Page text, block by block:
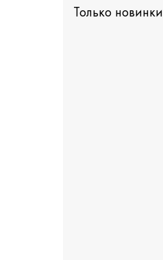
Только новинки